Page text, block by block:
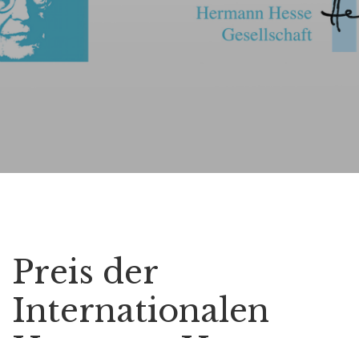
Preis der
Internationalen